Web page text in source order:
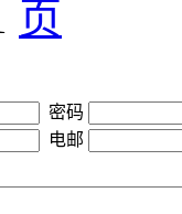
密码
电邮